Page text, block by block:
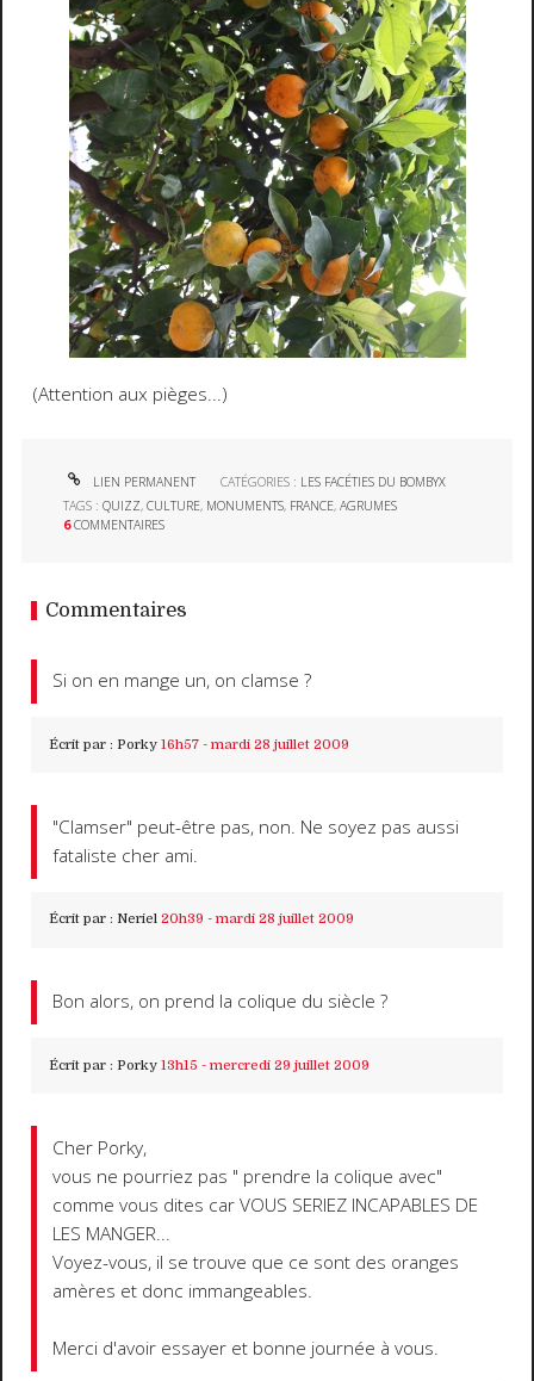
(Attention aux pièges...)
LIEN PERMANENT CATÉGORIES : LES FACÉTIES DU BOMBYX
TAGS :QUIZZ,CULTURE, MONUMENTS, FRANCE,AGRUMES
6 COMMENTAIRES
Commentaires
Si on en mange un, on clamse ?
Écrit par : Porky 16h57- mardi 28 juillet 2009
"Clamser" peut-être pas, non. Ne soyez pas aussi
fataliste cher ami.
Écrit par : Neriel 20h39 - mardi 28 juillet 2009
Bon alors, on prend la colique du siècle ?
Écrit par : Porky 13h15 - mercredi 29 juillet 2009
Cher Porky,
vous ne pourriez pas " prendre la colique avec"
comme vous dites car VOUS SERIEZ INCAPABLES DE
LES MANGER...
Voyez-vous, il se trouve que ce sont des oranges
amères et donc immangeables.
Merci d'avoir essayer et bonne journée à vous.